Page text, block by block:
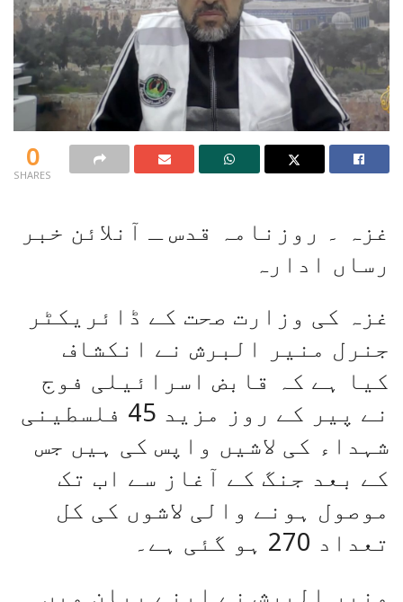
0
SHARES
غزہ ۔ روزنامہ قدس ـ آنلائن خبر
رساں ادارہ
غزہ کی وزارت صحت کے ڈائریکٹر
جنرل منیر البرش نے انکشاف
کیا ہے کہ قابض اسرائیلی فوج
نے پیر کے روز مزید 45 فلسطینی
شہداء کی لاشیں واپس کی ہیں جس
کے بعد جنگ کے آغاز سے اب تک
موصول ہونے والی لاشوں کی کل
تعداد 270 ہو گئی ہے۔
منیر البرش نے اپنے بیان میں